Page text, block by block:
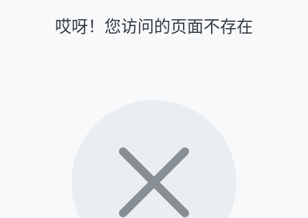
哎呀！您访问的页面不存在